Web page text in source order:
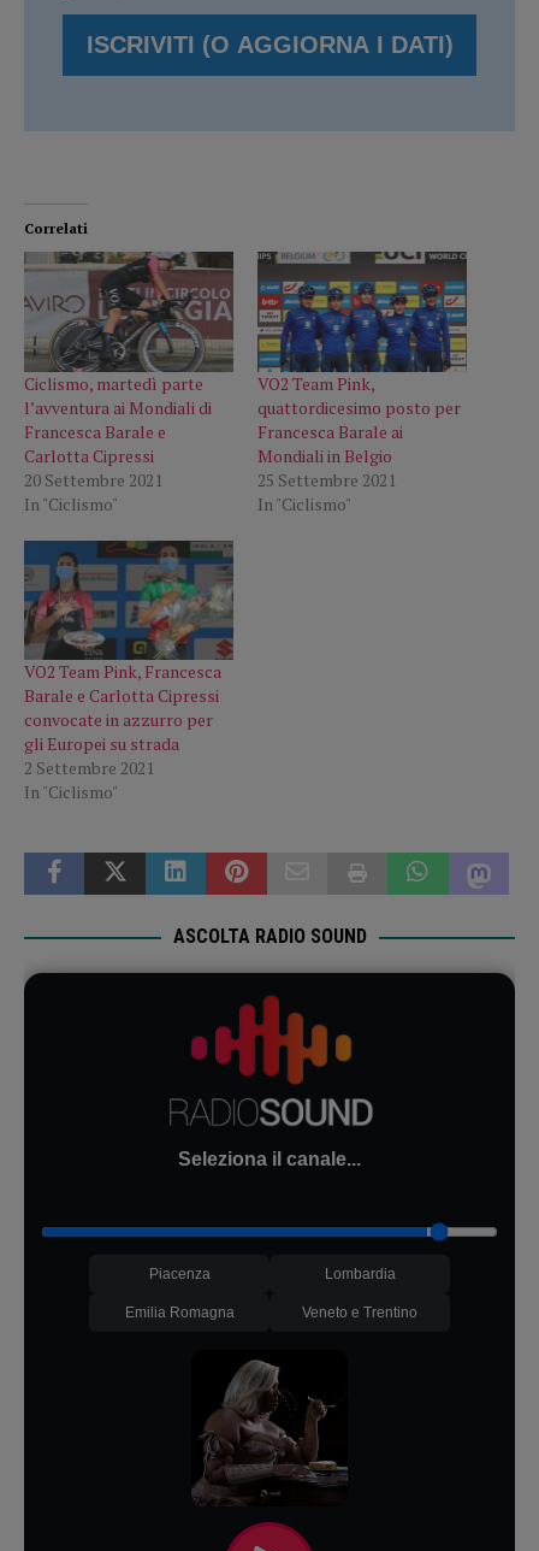
Correlati
Ciclismo, martedì parte
l’avventura ai Mondiali di
Francesca Barale e
Carlotta Cipressi
20 Settembre 2021
In "Ciclismo"
VO2 Team Pink,
quattordicesimo posto per
Francesca Barale ai
Mondiali in Belgio
25 Settembre 2021
In "Ciclismo"
VO2 Team Pink, Francesca
Barale e Carlotta Cipressi
convocate in azzurro per
gli Europei su strada
2 Settembre 2021
In "Ciclismo"
ASCOLTA RADIO SOUND
Seleziona il canale...
Piacenza Lombardia
Emilia Romagna Veneto e Trentino